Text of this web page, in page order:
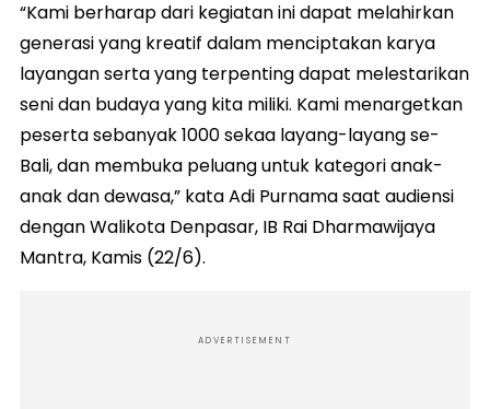
“Kami berharap dari kegiatan ini dapat melahirkan
generasi yang kreatif dalam menciptakan karya
layangan serta yang terpenting dapat melestarikan
seni dan budaya yang kita miliki. Kami menargetkan
peserta sebanyak 1000 sekaa layang-layang se-
Bali, dan membuka peluang untuk kategori anak-
anak dan dewasa,” kata Adi Purnama saat audiensi
dengan Walikota Denpasar, IB Rai Dharmawijaya
Mantra, Kamis (22/6).
ADVERTISEMENT